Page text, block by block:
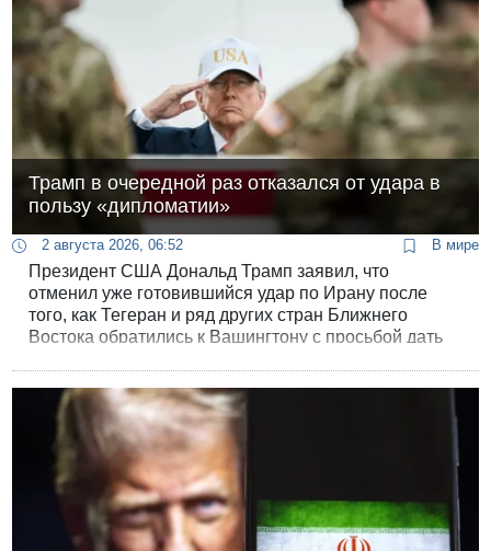
Трамп в очередной раз отказался от удара в
пользу «дипломатии»
2 августа 2026, 06:52 В мире
Президент США Дональд Трамп заявил, что
отменил уже готовившийся удар по Ирану после
того, как Тегеран и ряд других стран Ближнего
Востока обратились к Вашингтону с просьбой дать